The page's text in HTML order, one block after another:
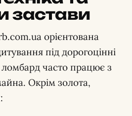
застави
орієнтована
під дорогоцінні
часто працює з
Окрім золота,